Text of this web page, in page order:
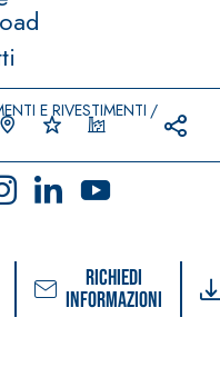
E RIVESTIMENTI
Richiedi
informazioni